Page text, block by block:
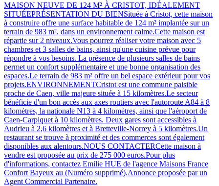
MAISON NEUVE DE 124 M² À CRISTOT, IDÉALEMENT
SITUÉEPRÉSENTATION DU BIENSituée à Cristot, cette maison
à construire offre une surface habitable de 124 m² implantée sur un
terrain de 983 m², dans un environnement calme.Cette maison est
répartie sur 2 niveaux.Vous pourrez réaliser votre maison avec 5
chambres et 3 salles de bains, ainsi qu'une cuisine prévue pour
répondre à vos besoins. La présence de plusieurs salles de bains
permet un confort supplémentaire et une bonne organisation des
espaces.Le terrain de 983 m² offre un bel espace extérieur pour vos
projets.ENVIRONNEMENTCristot est une commune paisible
proche de Caen, ville majeure située à 15 kilomètres.Le secteur
bénéficie d'un bon accès aux axes routiers avec l'autoroute A84 à 8
kilomètres, la nationale N13 à 4 kilomètres, ainsi que l'aéroport de
Caen-Carpiquet à 10 kilomètres. Deux gares sont accessibles à
Audrieu à 2,6 kilomètres et à Bretteville-Norrey à 5 kilomètres.Un
restaurant se trouve à proximité et des commerces sont également
disponibles aux alentours.NOUS CONTACTERCette maison à
vendre est proposée au prix de 275 000 euros.Pour plus
d'informations, contactez Emilie HUE de l'agence Maisons France
Confort Bayeux au (Numéro supprimé).Annonce proposée par un
Agent Commercial Partenaire.